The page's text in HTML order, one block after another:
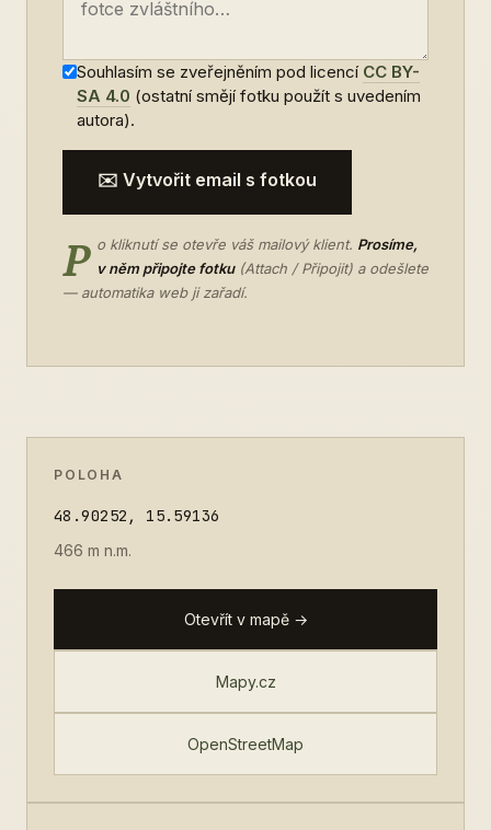
Souhlasím se zveřejněním pod licencí CC BY-
SA 4.0 (ostatní smějí fotku použít s uvedením
autora).
✉️ Vytvořit email s fotkou
P o kliknutí se otevře váš mailový klient. Prosíme,
v něm připojte fotku(Attach / Připojit) a odešlete
— automatika web ji zařadí.
POLOHA
48.90252, 15.59136
466 m n.m.
Otevřít v mapě →
Mapy.cz
OpenStreetMap